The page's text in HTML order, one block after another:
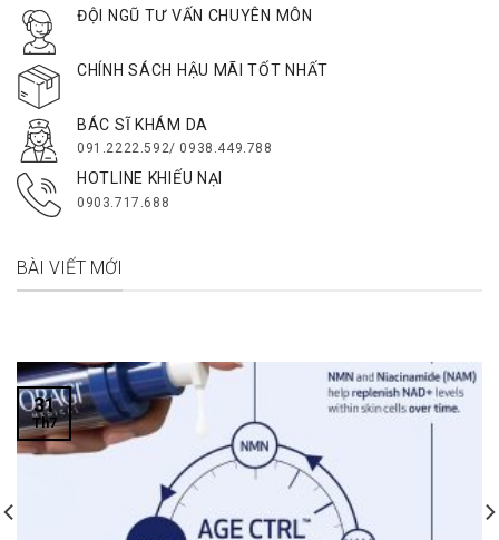
ĐỘI NGŨ TƯ VẤN CHUYÊN MÔN
CHÍNH SÁCH HẬU MÃI TỐT NHẤT
BÁC SĨ KHÁM DA
091.2222.592/ 0938.449.788
HOTLINE KHIẾU NẠI
0903.717.688
BÀI VIẾT MỚI
31
Th7